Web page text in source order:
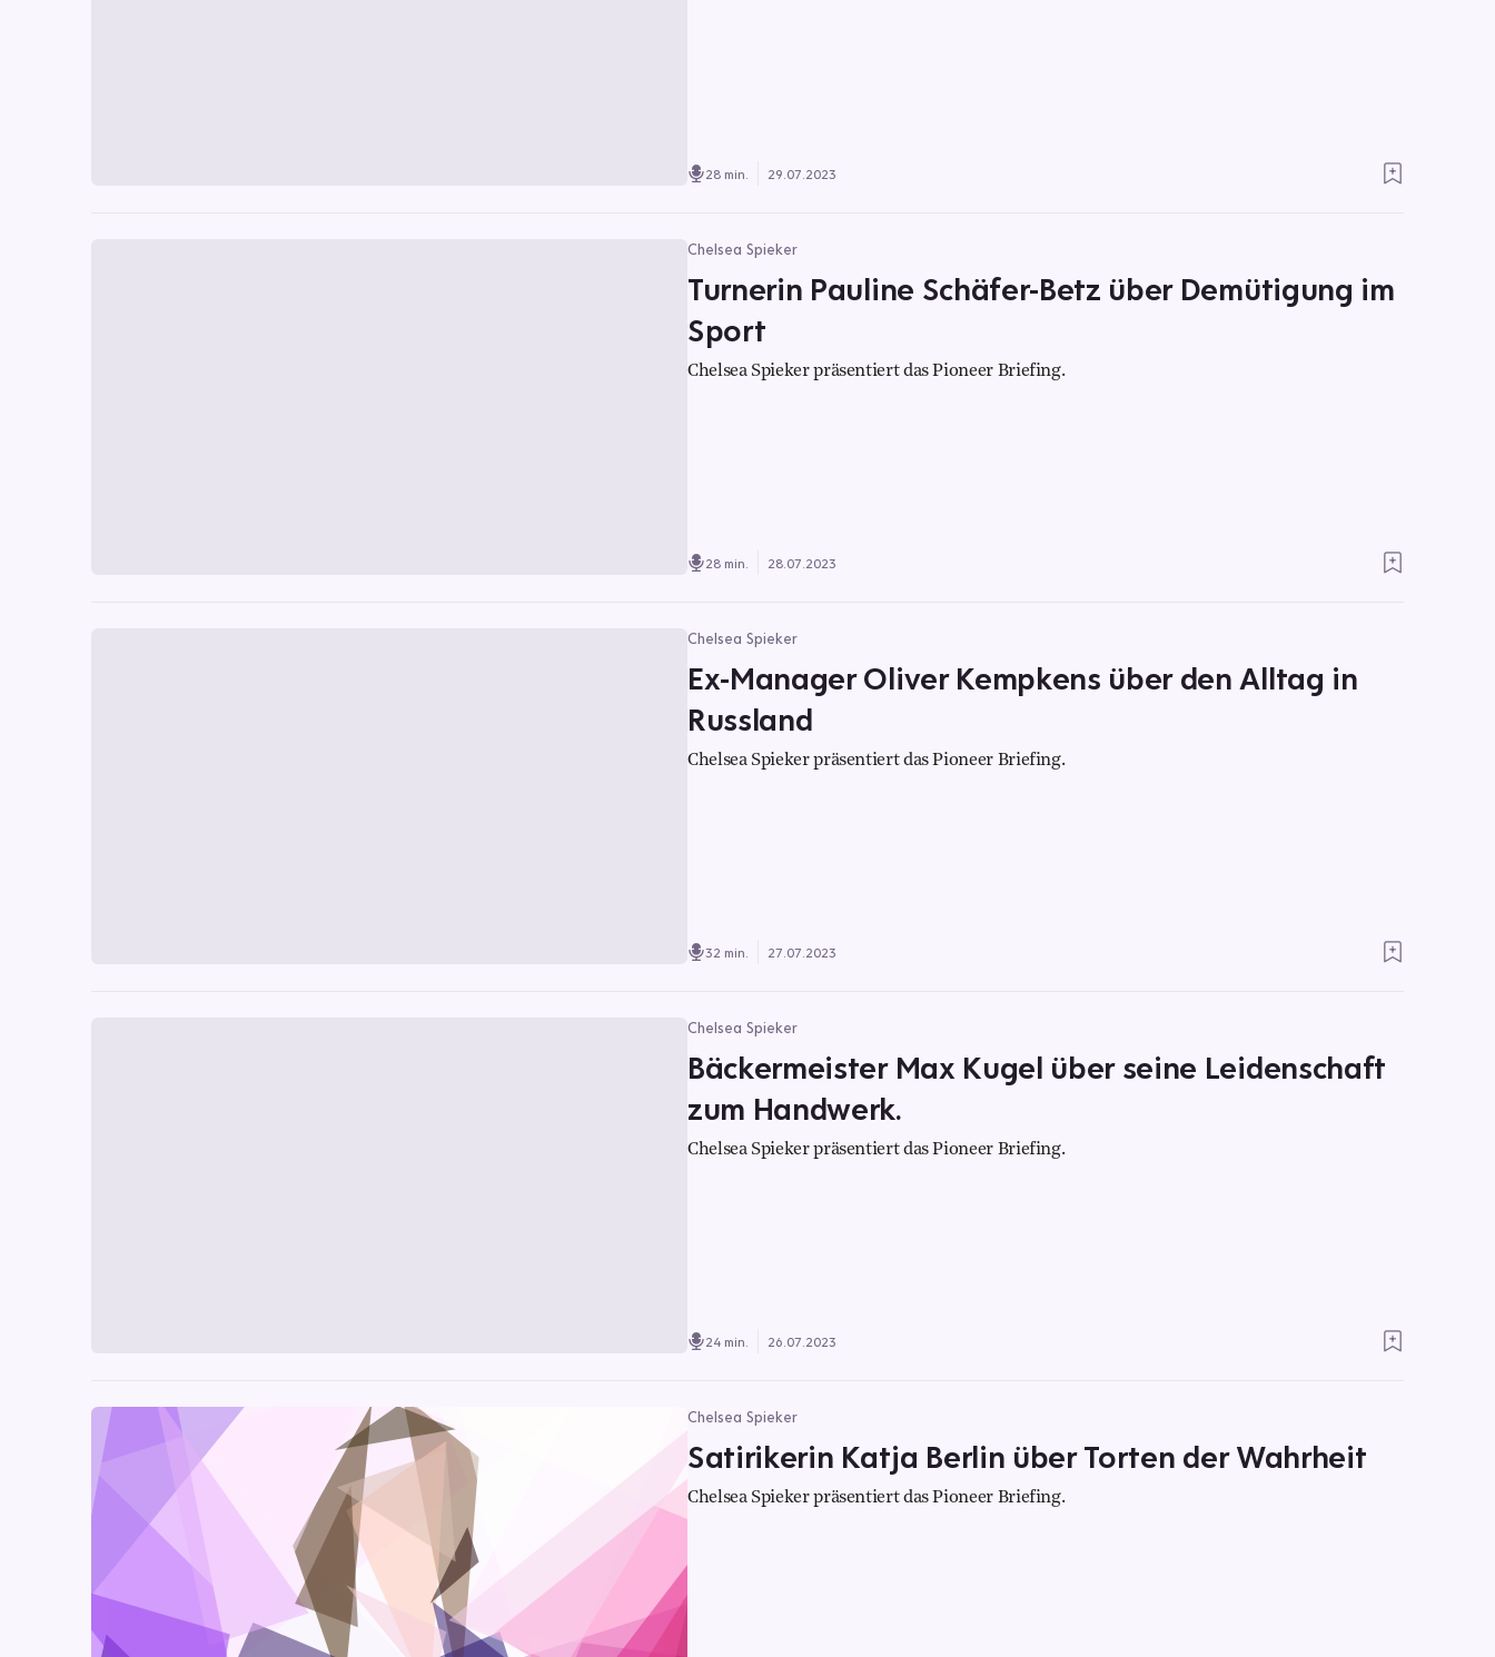
28 min. 29.07.2023
Chelsea Spieker
Turnerin Pauline Schäfer-Betz über Demütigung im
Sport
Chelsea Spieker präsentiert das Pioneer Briefing.
28 min. 28.07.2023
Chelsea Spieker
Ex-Manager Oliver Kempkens über den Alltag in
Russland
Chelsea Spieker präsentiert das Pioneer Briefing.
32 min. 27.07.2023
Chelsea Spieker
Bäckermeister Max Kugel über seine Leidenschaft
zum Handwerk.
Chelsea Spieker präsentiert das Pioneer Briefing.
24 min. 26.07.2023
Chelsea Spieker
Satirikerin Katja Berlin über Torten der Wahrheit
Chelsea Spieker präsentiert das Pioneer Briefing.